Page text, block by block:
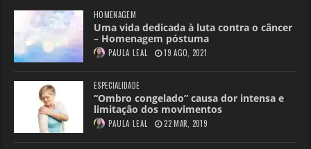
HOMENAGEM
Uma vida dedicada à luta contra o câncer
– Homenagem póstuma
PAULA LEAL 19 AGO, 2021
ESPECIALIDADE
“Ombro congelado” causa dor intensa e
limitação dos movimentos
PAULA LEAL 22 MAR, 2019